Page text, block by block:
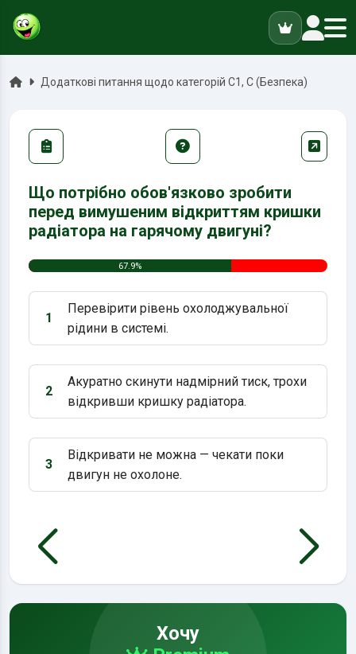
ГоловнаДодаткові питання щодо категорій C1, C (Безпека)
Що потрібно обов'язково зробити
перед вимушеним відкриттям кришки
радіатора на гарячому двигуні?
67.9%
Варіант 1:
1
Перевірити рівень охолоджувальної
рідини в системі.
Варіант 2:
2
Акуратно скинути надмірний тиск, трохи
відкривши кришку радіатора.
Варіант 3:
3
Відкривати не можна — чекати поки
двигун не охолоне.
Хочу